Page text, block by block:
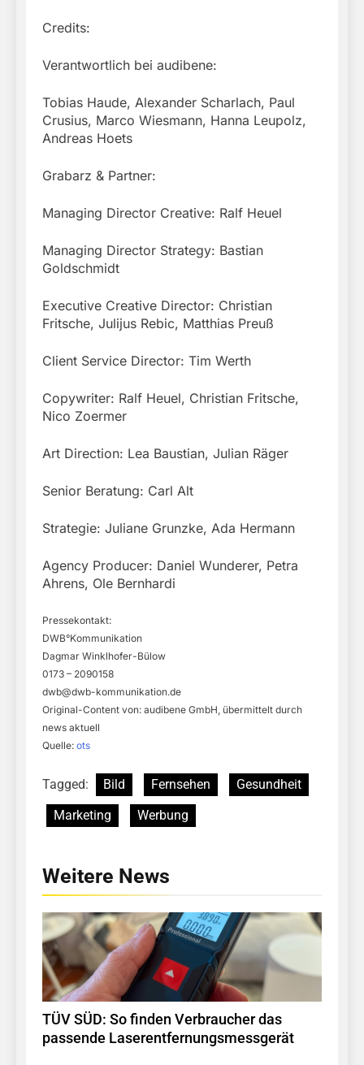
Credits:
Verantwortlich bei audibene:
Tobias Haude, Alexander Scharlach, Paul
Crusius, Marco Wiesmann, Hanna Leupolz,
Andreas Hoets
Grabarz & Partner:
Managing Director Creative: Ralf Heuel
Managing Director Strategy: Bastian
Goldschmidt
Executive Creative Director: Christian
Fritsche, Julijus Rebic, Matthias Preuß
Client Service Director: Tim Werth
Copywriter: Ralf Heuel, Christian Fritsche,
Nico Zoermer
Art Direction: Lea Baustian, Julian Räger
Senior Beratung: Carl Alt
Strategie: Juliane Grunzke, Ada Hermann
Agency Producer: Daniel Wunderer, Petra
Ahrens, Ole Bernhardi
Pressekontakt:
DWB°Kommunikation
Dagmar Winklhofer-Bülow
0173 – 2090158
dwb@dwb-kommunikation.de
Original-Content von: audibene GmbH, übermittelt durch
news aktuell
Quelle: ots
Tagged: Bild Fernsehen
Gesundheit
Marketing
Werbung
Weitere News
TÜV SÜD: So finden Verbraucher das
passende Laserentfernungsmessgerät